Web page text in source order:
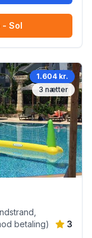
- Sol
1.604 kr.
3 nætter
betaling)
3